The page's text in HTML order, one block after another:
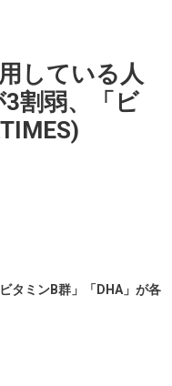
している人
割弱、「ビ
タミンB群」「DHA」が各